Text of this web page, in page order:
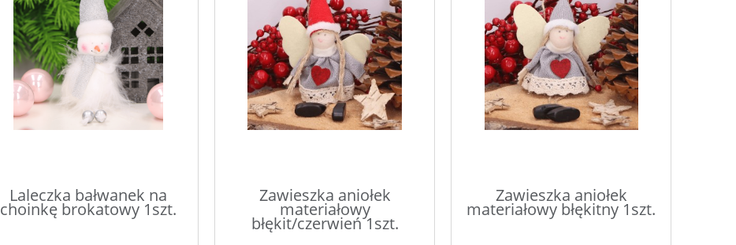
Laleczka bałwanek na
choinkę brokatowy 1szt.
Zawieszka aniołek
materiałowy
błękit/czerwień 1szt.
Zawieszka aniołek
materiałowy błękitny 1szt.